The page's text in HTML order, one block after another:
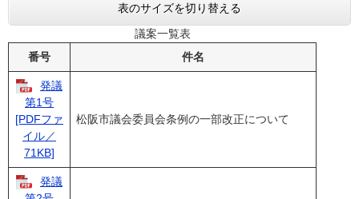
表のサイズを切り替える
議案一覧表
番号
件名
発議
第1号
[PDFファ
イル／
71KB]
松阪市議会委員会条例の一部改正について
発議